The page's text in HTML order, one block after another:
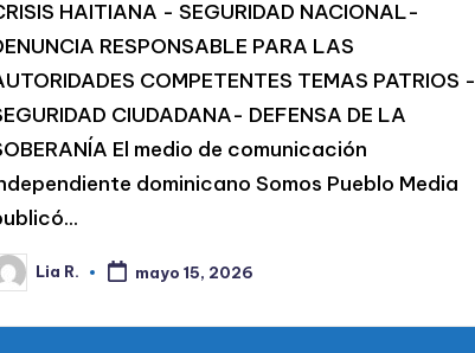
HAITIANA - SEGURIDAD NACIONAL-
RESPONSABLE PARA LAS
COMPETENTES TEMAS PATRIOS -
CIUDADANA- DEFENSA DE LA
El medio de comunicación
dominicano Somos Pueblo Media
Lia R. mayo 15, 2026